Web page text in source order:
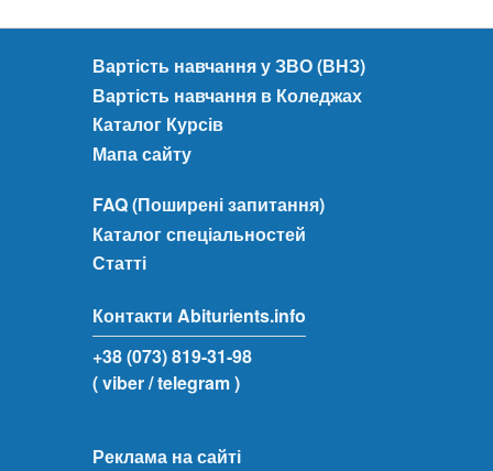
Вартість навчання у ЗВО (ВНЗ)
Вартість навчання в Коледжах
Каталог Курсів
Мапа сайту
FAQ (Поширені запитання)
Каталог спеціальностей
Статті
Контакти Abiturients.info
+38 (073) 819-31-98
( viber/ telegram )
Реклама на сайті